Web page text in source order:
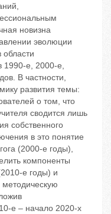
новизна
эволюции
области
1990-е, 2000-е,
В частности,
развития темы:
о том, что
сводится лишь
собственного
в это понятие
(2000-е годы),
компоненты
е годы) и
методическую
е – начало 2020-х